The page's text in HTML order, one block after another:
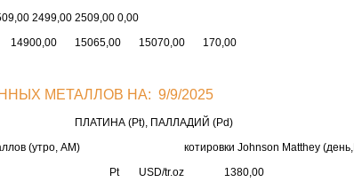
2499,00 2509,00 0,00
14900,00 15065,00 15070,00 170,00
МЕТАЛЛОВ НА: 9/9/2025
ПЛАТИНА (Pt), ПАЛЛАДИЙ (Pd)
(утро, АМ)
котировки Johnson Matthey
USD/tr.oz
1380,00